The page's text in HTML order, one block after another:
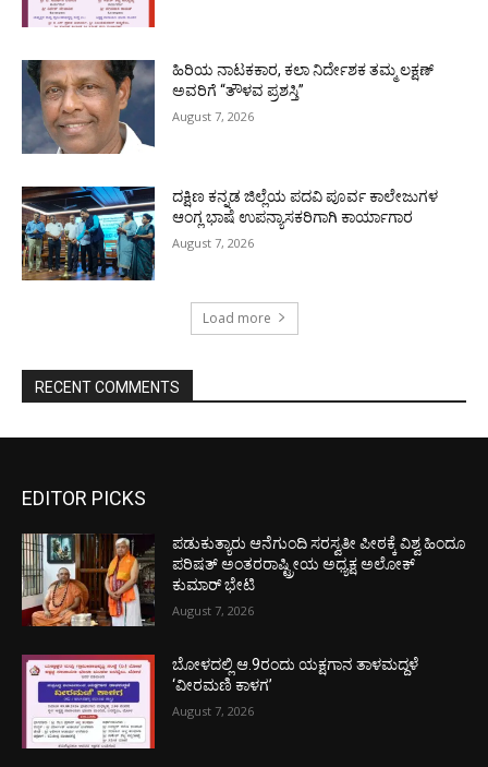
ಹಿರಿಯ ನಾಟಕಕಾರ, ಕಲಾ ನಿರ್ದೇಶಕ ತಮ್ಮ ಲಕ್ಷಣ್
ಅವರಿಗೆ “ತೌಳವ ಪ್ರಶಸ್ತಿ”
August 7, 2026
ದಕ್ಷಿಣ ಕನ್ನಡ ಜಿಲ್ಲೆಯ ಪದವಿ ಪೂರ್ವ ಕಾಲೇಜುಗಳ
ಆಂಗ್ಲ ಭಾಷೆ ಉಪನ್ಯಾಸಕರಿಗಾಗಿ ಕಾರ್ಯಾಗಾರ
August 7, 2026
Load more
RECENT COMMENTS
EDITOR PICKS
ಪಡುಕುತ್ಯಾರು ಆನೆಗುಂದಿ ಸರಸ್ವತೀ ಪೀಠಕ್ಕೆ ವಿಶ್ವ ಹಿಂದೂ
ಪರಿಷತ್ ಅಂತರರಾಷ್ಟ್ರೀಯ ಅಧ್ಯಕ್ಷ ಅಲೋಕ್
ಕುಮಾರ್ ಭೇಟಿ
August 7, 2026
ಬೋಳದಲ್ಲಿ ಆ.9ರಂದು ಯಕ್ಷಗಾನ ತಾಳಮದ್ದಳೆ
‘ವೀರಮಣಿ ಕಾಳಗ’
August 7, 2026